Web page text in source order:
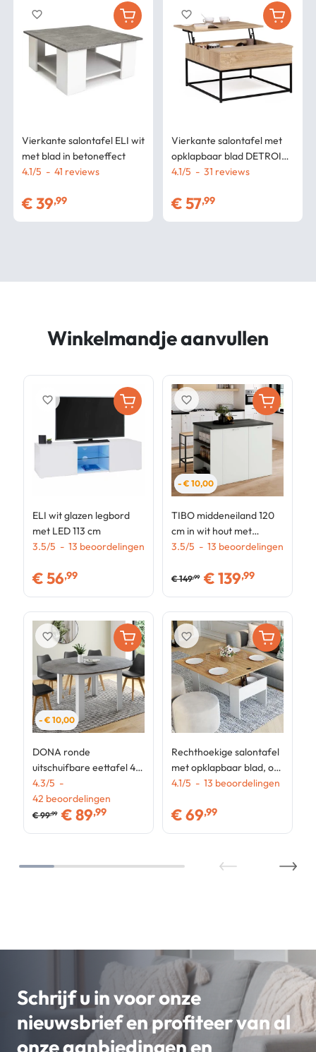
Vierkante salontafel ELI wit
met blad in betoneffect
4.1/5 - 41
€39,99
favorite_border
Vierkante salontafel met
opklapbaar blad DETROIT
industrieel ontwerp
4.1/5 - 31
€57,99
favorite_border
Winkelmandje aanvullen
ELI wit glazen legbord
met LED 113 cm
3.5/5 - 13 beoordelingen
€56,99
favorite_border
- € 10,00
DONA ronde
uitschuifbare eettafel 4-
8 personen wit betonnen
effect blad 120-160 cm
4.3/5 -
42 beoordelingen
€99,99 €89,99
favorite_border
- € 10,00
TIBO middeneiland 120
cm in wit hout met
antracietgrijs werkblad
3.5/5 - 13 beoordelingen
€149,99 €139,99
favorite_border
Rechthoekige salontafel
met opklapbaar blad, om
te vormen tot een TARA
imitatiebeuken
4.1/5 - 13 beoordelingen
€69,99
favorite_border
Schrijf u in voor onze
nieuwsbrief en profiteer van al
onze aanbiedingen en